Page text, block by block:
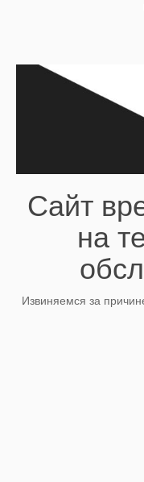
Сайт
на
Извиняемся за